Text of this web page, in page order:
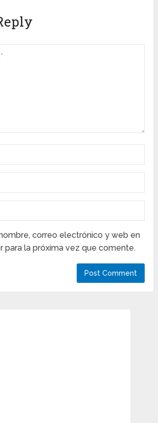
correo electrónico y web en
para la próxima vez que comente.